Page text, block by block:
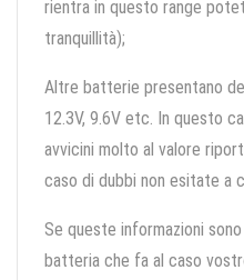
rientra in questo range
tranquillità);
Altre batterie presentano
12.3V, 9.6V etc. In questo
avvicini molto al valore
caso di dubbi non esitate a
Se queste informazioni
batteria che fa al caso